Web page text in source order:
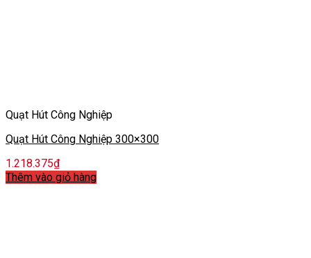
Quạt Hút Công Nghiệp
Quạt Hút Công Nghiệp 300×300
1.218.375₫
Thêm vào giỏ hàng